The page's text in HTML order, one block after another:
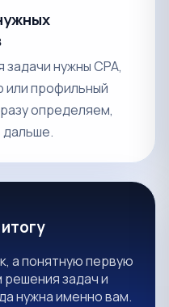
нужны CPA,
или профильный
определяем,
дальше.
а понятную первую
задач и
нужна именно вам.